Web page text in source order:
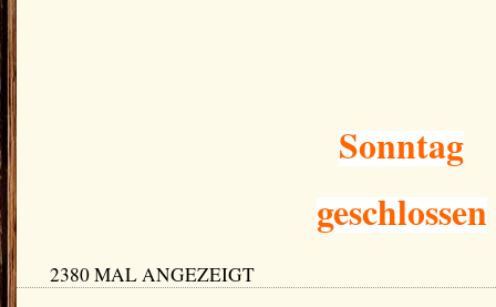
Sonntag
geschlossen
2380 MAL ANGEZEIGT